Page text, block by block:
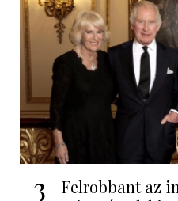
3
Felrobbant az